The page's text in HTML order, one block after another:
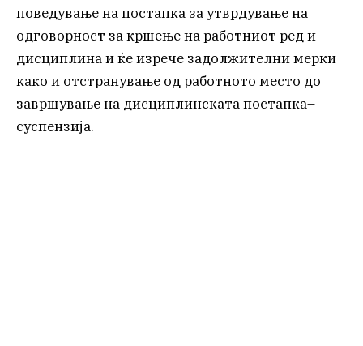
поведување на постапка за утврдување на
одговорност за кршење на работниот ред и
дисциплина и ќе изрече задолжителни мерки
како и отстранување од работното место до
завршување на дисциплинската постапка–
суспензија.